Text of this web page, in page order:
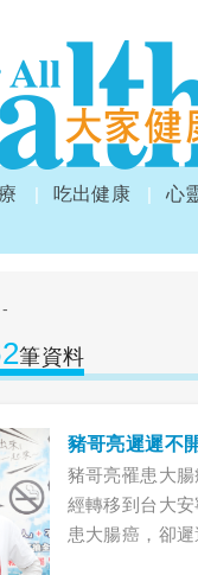
吃出健康 心
筆資料
豬哥亮遲遲不
豬哥亮罹患大
經轉移到台大
患大腸癌，卻
除了想多拍點